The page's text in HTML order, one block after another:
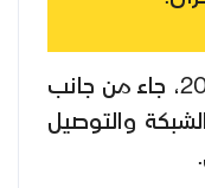
أما التحول الأهم في نتائج 2025، جاء من جانب
والتوصيل